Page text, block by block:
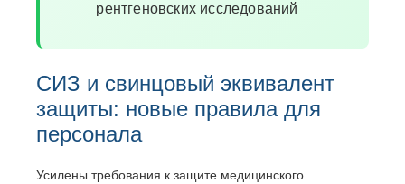
рентгеновских исследований
СИЗ и свинцовый эквивалент
защиты: новые правила для
персонала
Усилены требования к защите медицинского